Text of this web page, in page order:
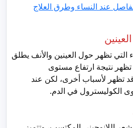
عند النساء وطرق العلاج
التي تظهر حول العينين والأنف يطلق
نتيجة ارتفاع مستوى
تظهر لأسباب أخرى، لكن عند
في الدم.